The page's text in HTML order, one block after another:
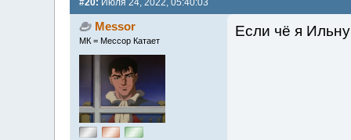
#20: Июля 24, 2022, 05:40:03
Messor
МК = Мессор Катает
Если чё я